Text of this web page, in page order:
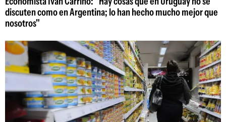
discuten como en Argentina; lo han hecho mucho mejor que
nosotros"